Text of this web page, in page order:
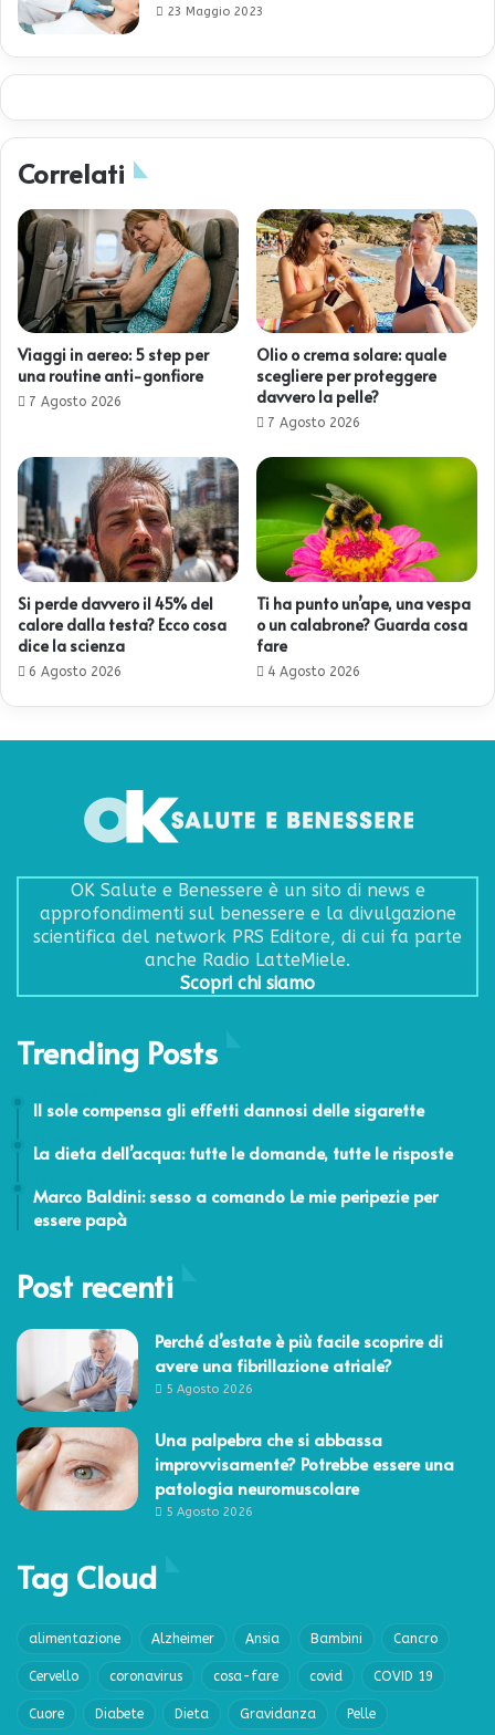
23 Maggio 2023
Correlati
Viaggi in aereo: 5 step per
una routine anti-gonfiore
7 Agosto 2026
Olio o crema solare: quale
scegliere per proteggere
davvero la pelle?
7 Agosto 2026
Si perde davvero il 45% del
calore dalla testa? Ecco cosa
dice la scienza
6 Agosto 2026
Ti ha punto un’ape, una vespa
o un calabrone? Guarda cosa
fare
4 Agosto 2026
OK Salute e Benessere è un sito di news e
approfondimenti sul benessere e la divulgazione
scientifica del network PRS Editore, di cui fa parte
anche Radio LatteMiele.
Scopri chi siamo
Trending Posts
Il sole compensa gli effetti dannosi delle sigarette
La dieta dell’acqua: tutte le domande, tutte le risposte
Marco Baldini: sesso a comando Le mie peripezie per
essere papà
Post recenti
Perché d’estate è più facile scoprire di
avere una fibrillazione atriale?
5 Agosto 2026
Una palpebra che si abbassa
improvvisamente? Potrebbe essere una
patologia neuromuscolare
5 Agosto 2026
Tag Cloud
alimentazione Alzheimer Ansia Bambini Cancro
Cervello coronavirus cosa-fare covid COVID 19
Cuore Diabete Dieta Gravidanza Pelle